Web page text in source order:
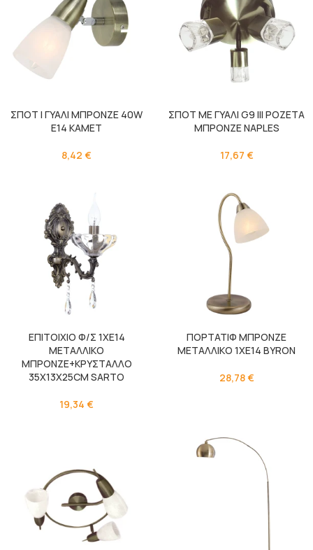
ΣΠΟΤ Ι ΓΥΑΛΙ ΜΠΡΟΝΖΕ 40W
E14 KAMET
8,42 €
ΣΠΟΤ ΜΕ ΓΥΑΛΙ G9 III ΡΟΖΕΤΑ
ΜΠΡΟΝΖΕ NAPLES
17,67 €
ΕΠΙΤΟΙΧΙΟ Φ/Σ 1ΧΕ14
ΜΕΤΑΛΛΙΚΟ
ΜΠΡΟΝΖΕ+ΚΡΥΣΤΑΛΛΟ
35Χ13Χ25CM SARTO
19,34 €
ΠΟΡΤΑΤΙΦ ΜΠΡΟΝΖΕ
ΜΕΤΑΛΛΙΚΟ 1ΧΕ14 BYRON
28,78€